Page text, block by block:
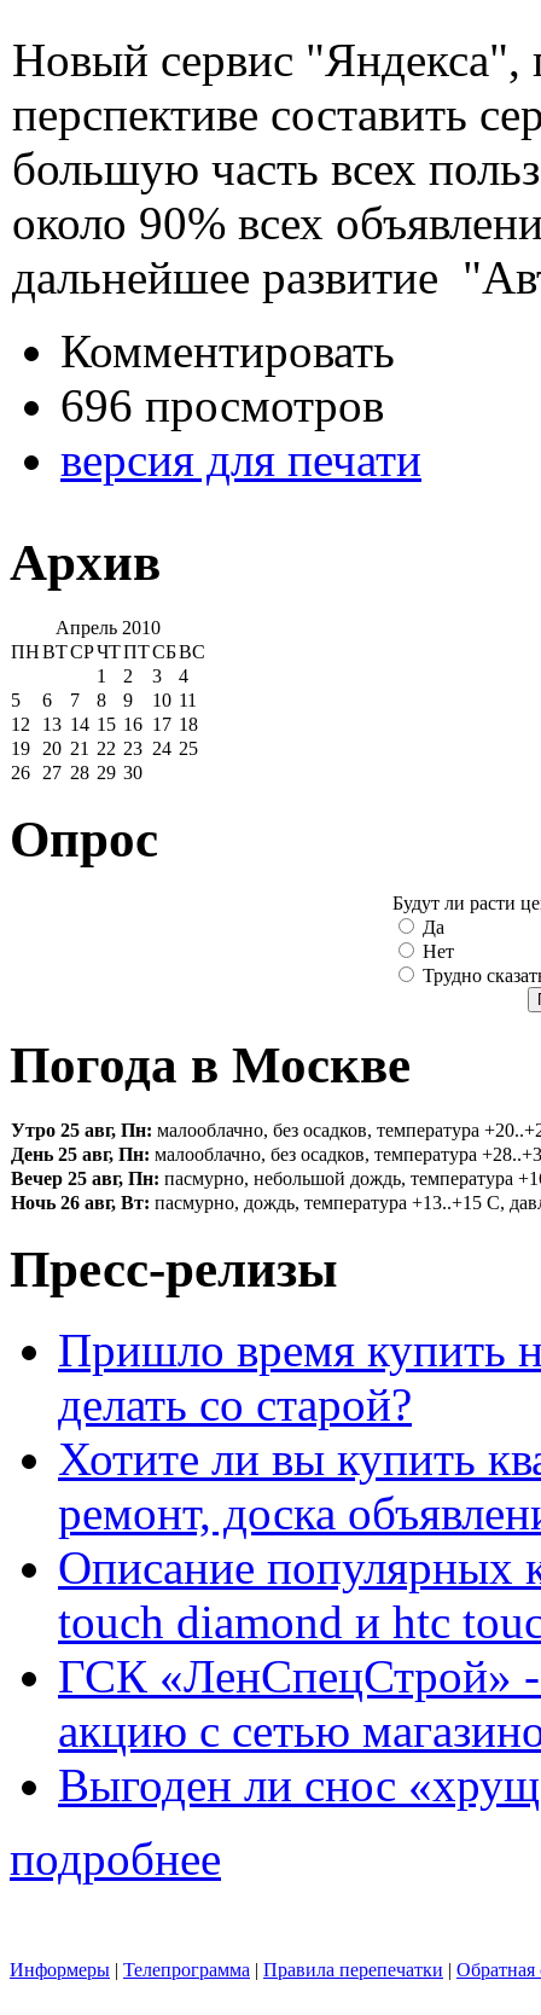
Новый сервис "Яндекса",
перспективе составить
большую часть всех
около 90% всех
дальнейшее развитие
Комментировать
696 просмотров
версия для печати
Архив
Апрель 2010
ПНВТСРЧТПТСБВС
1
2 3
4
5
6 7 8 9 10 11
12
13 14 15 16 17 18
19
20 21 22 23 24 25
26
27 28 29 30
Опрос
Будут ли расти
Да
Нет
Трудно
Погода в Москве
Утро 25 авг, Пн: малооблачно, без осадков, температура
День 25 авг, Пн: малооблачно, без осадков, температура
Вечер 25 авг, Пн: пасмурно, небольшой дождь, температура
Ночь 26 авг, Вт: пасмурно, дождь, температура +13..+15 С,
Пресс-релизы
Пришло время купить
делать со старой?
Хотите ли вы купить
ремонт, доска
Описание популярных
touch diamond и htc
ГСК «ЛенСпецСтрой»
акцию с сетью
Выгоден ли снос
подробнее
Информеры | Телепрограмма | Правила перепечатки | Обратная